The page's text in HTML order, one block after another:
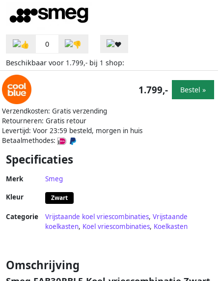
0
Beschikbaar voor 1.799,- bij 1 shop:
Verzendkosten: Gratis verzending
Retourneren: Gratis retour
Levertijd: Voor 23:59 besteld, morgen in huis
Betaalmethodes:
1.799,- Bestel »
Specificaties
Merk Smeg
Kleur Zwart
Categorie Vrijstaande koel vriescombinaties, Vrijstaande
koelkasten, Koel vriescombinaties, Koelkasten
Omschrijving